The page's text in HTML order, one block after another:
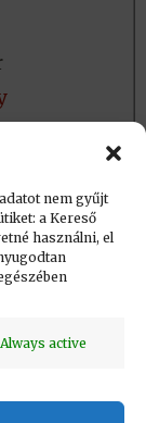
nem gyűjt
a Kereső
használni, el
Always active